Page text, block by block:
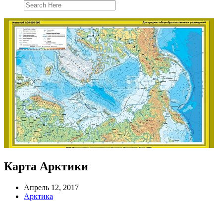
Карта Арктики
Апрель 12, 2017
Арктика